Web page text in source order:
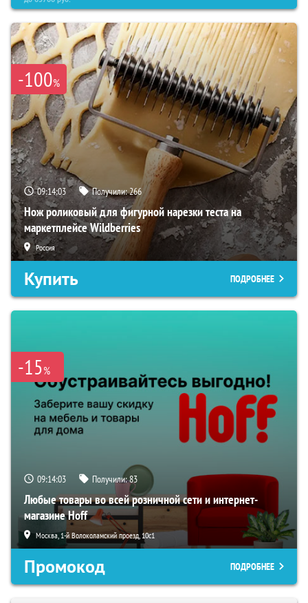
-100%
09:14:02 Получили:266
Нож роликовый для фигурной нарезки теста на
маркетплейсе Wildberries
Россия
Купить ПОДРОБНЕЕ
-15%
09:14:02 Получили:83
Любые товары во всей розничной сети и интернет-
магазине Hoff
Москва, 1-й Волоколамский проезд, 10с1
Промокод ПОДРОБНЕЕ